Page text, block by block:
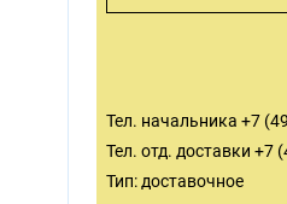
Тел. начальника +7
Тел. отд. доставки +7
Тип: доставочное